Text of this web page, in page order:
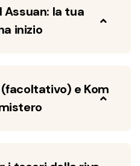
Assuan: la tua
inizio
e Kom